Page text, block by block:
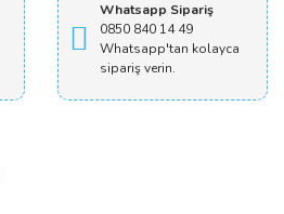
Whatsapp Sipariş
0850 840 14 49
Whatsapp'tan kolayca
sipariş verin.